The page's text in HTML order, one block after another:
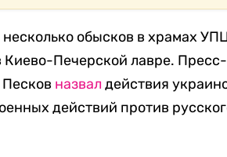
обысков в храмах
Киево-Печерской лавре. Пресс-
назвал действия
действий против